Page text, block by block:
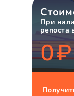
При
репоста
0₽